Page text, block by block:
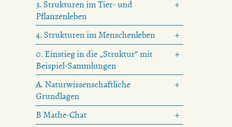
3. Strukturen im Tier- und
Pflanzenleben
4. Strukturen im Menschenleben
0. Einstieg in die „Struktur“ mit
Beispiel-Sammlungen
A. Naturwissenschaftliche
Grundlagen
B Mathe-Chat